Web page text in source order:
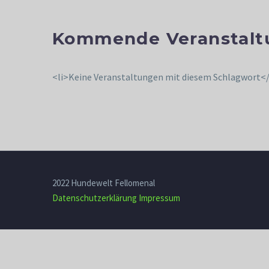
Kommende
<li>Keine Veranstaltungen mit diesem
2022 Hundewelt Fellomenal
Datenschutzerklärung Impressum